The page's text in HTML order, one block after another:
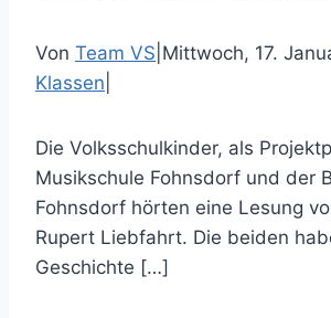
Von Team VS Mittwoch, 17.
Klassen
Die Volksschulkinder, als
Musikschule Fohnsdorf und der
Fohnsdorf hörten eine Lesung
Rupert Liebfahrt. Die beiden
Geschichte […]